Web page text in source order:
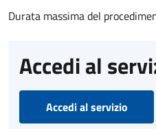
Durata massima del
Accedi al
Accedi al servizio